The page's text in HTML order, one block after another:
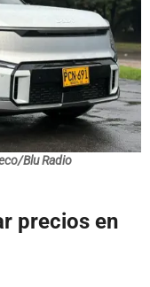
Blu Radio
precios en